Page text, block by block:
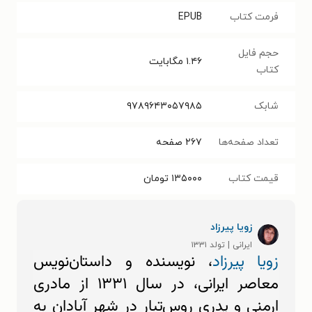
فرمت کتاب EPUB
حجم فایل
کتاب
۱.۴۶ مگابایت
شابک ۹۷۸۹۶۴۳۰۵۷۹۸۵
تعداد صفحه‌ها ۲۶۷ صفحه
قیمت کتاب ۱۳۵۰۰۰ تومان
زویا پیرزاد
ایرانی | تولد ۱۳۳۱
زویا پیرزاد، نویسنده و داستان‌نویس
معاصر ایرانی، در سال ۱۳۳۱ از مادری
ارمنی و پدری روس‌تبار در شهر آبادان به